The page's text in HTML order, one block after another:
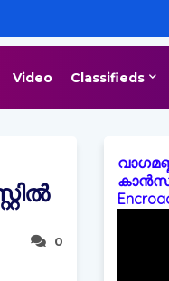
Video Classifieds
0